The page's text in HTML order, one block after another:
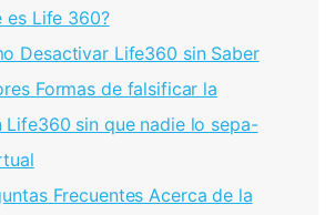
es Life 360?
Desactivar Life360 sin Saber
Formas de falsificar la
Life360 sin que nadie lo sepa-
Frecuentes Acerca de la